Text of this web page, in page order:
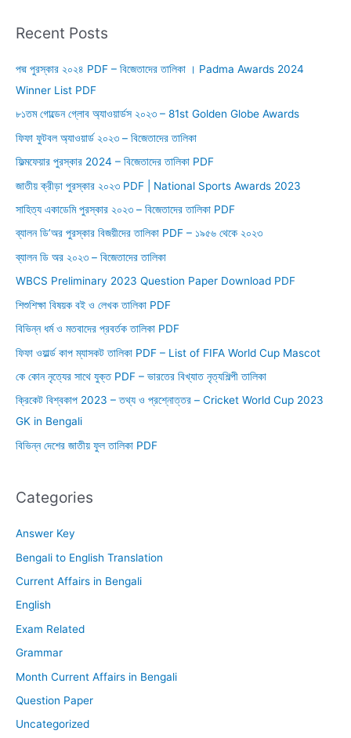
r
h
f
o
r
:
Recent Posts
পদ্ম পুরস্কার ২০২৪ PDF – বিজেতাদের তালিকা । Padma Awards 2024
Winner List PDF
৮১তম গোল্ডেন গ্লোব অ্যাওয়ার্ডস ২০২৩ – 81st Golden Globe Awards
ফিফা ফুটবল অ্যাওয়ার্ড ২০২৩ – বিজেতাদের তালিকা
ফিল্মফেয়ার পুরস্কার 2024 – বিজেতাদের তালিকা PDF
জাতীয় ক্রীড়া পুরস্কার ২০২৩ PDF | National Sports Awards 2023
সাহিত্য একাডেমি পুরস্কার ২০২৩ – বিজেতাদের তালিকা PDF
ব্যালন ডি’অর পুরস্কার বিজয়ীদের তালিকা PDF – ১৯৫৬ থেকে ২০২৩
ব্যালন ডি অর ২০২৩ – বিজেতাদের তালিকা
WBCS Preliminary 2023 Question Paper Download PDF
শিশুশিক্ষা বিষয়ক বই ও লেখক তালিকা PDF
বিভিন্ন ধর্ম ও মতবাদের প্রবর্তক তালিকা PDF
ফিফা ওয়ার্ল্ড কাপ ম্যাসকট তালিকা PDF – List of FIFA World Cup Mascot
কে কোন নৃত্যের সাথে যুক্ত PDF – ভারতের বিখ্যাত নৃত্যশিল্পী তালিকা
ক্রিকেট বিশ্বকাপ 2023 – তথ্য ও প্রশ্নোত্তর – Cricket World Cup 2023
GK in Bengali
বিভিন্ন দেশের জাতীয় ফুল তালিকা PDF
Categories
Answer Key
Bengali to English Translation
Current Affairs in Bengali
English
Exam Related
Grammar
Month Current Affairs in Bengali
Question Paper
Uncategorized